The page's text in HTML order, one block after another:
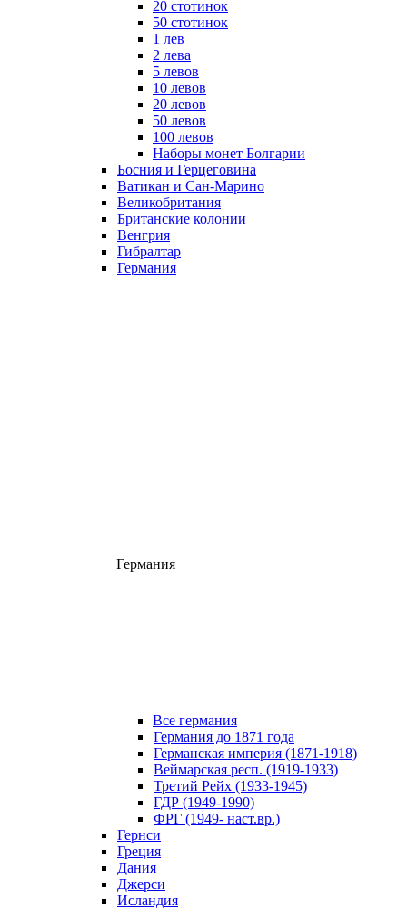
20 стотинок
50 стотинок
1 лев
2 лева
5 левов
10 левов
20 левов
50 левов
100 левов
Наборы монет Болгарии
Босния и Герцеговина
Ватикан и Сан-Марино
Великобритания
Британские колонии
Венгрия
Гибралтар
Германия
Германия
Все германия
Германия до 1871 года
Германская империя (1871-1918)
Веймарская респ. (1919-1933)
Третий Рейх (1933-1945)
ГДР (1949-1990)
ФРГ (1949- наст.вр.)
Гернси
Греция
Дания
Джерси
Исландия